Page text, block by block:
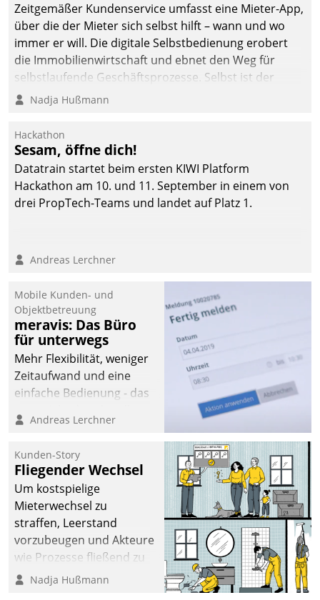
Zeitgemäßer Kundenservice umfasst eine Mieter-App,
über die der Mieter sich selbst hilft – wann und wo
immer er will. Die digitale Selbstbedienung erobert
die Immobilienwirtschaft und ebnet den Weg für
selbstlaufende Geschäftsprozesse. Selbst ist der
Kunde und smart der Serviceanbieter.
Nadja Hußmann
Hackathon
Sesam, öffne dich!
Datatrain startet beim ersten KIWI Platform
Hackathon am 10. und 11. September in einem von
drei PropTech-Teams und landet auf Platz 1.
Andreas Lerchner
Mobile Kunden- und
Objektbetreuung
meravis: Das Büro
für unterwegs
Mehr Flexibilität, weniger
Zeitaufwand und eine
einfache Bedienung - das
Cockpit für mobile
Datatrain. Die meravis
Wohnungsbau- und
Immobilien GmbH hat
sich dabei für den Betrieb
der Lösung über die SAP
Cloud Platform
entschieden - als erstes
Unternehmen am
Andreas Lerchner
Kunden-Story
Fliegender Wechsel
Um kostspielige
Mieterwechsel zu
straffen, Leerstand
vorzubeugen und Akteure
wie Prozesse fließend zu
vernetzen, nutzt die
Nadja Hußmann